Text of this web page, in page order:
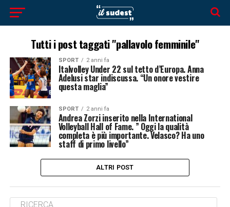
Tutti i post taggati "pallavolo femminile"
SPORT 2 anni fa
Italvolley Under 22 sul tetto d’Europa. Anna
Adelusi star indiscussa. “Un onore vestire
questa maglia”
SPORT 2 anni fa
Andrea Zorzi inserito nella International
Volleyball Hall of Fame. ” Oggi la qualità
completa è più importante. Velasco? Ha uno
staff di primo livello”
ALTRI POST